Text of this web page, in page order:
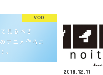
VOD
2018.12.11